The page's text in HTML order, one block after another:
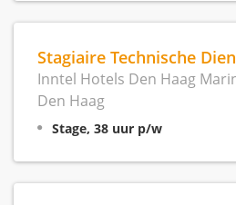
Stagiaire Technische
Inntel Hotels Den Haag
Den Haag
Stage, 38 uur p/w